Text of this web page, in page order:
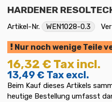
HARDENER
Artikel-Nr. WEN1028-0.3
Nur noch wenige Teile
16,32 € Tax incl.
13,49 € Tax excl.
Beim Kauf dieses Artikels
heutige Bestellung umfasst